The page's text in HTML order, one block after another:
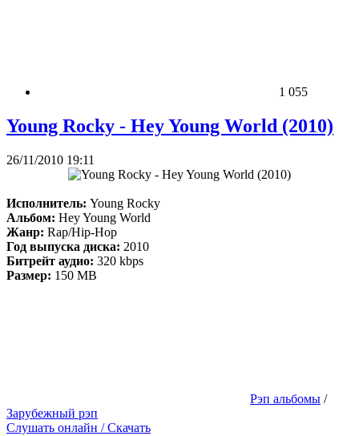
1 055
Young Rocky - Hey Young World (2010)
26/11/2010 19:11
Исполнитель: Young Rocky
Альбом: Hey Young World
Жанр: Rap/Hip-Hop
Год выпуска диска: 2010
Битрейт аудио: 320 kbps
Размер: 150 MB
Рэп альбомы /
Зарубежный рэп
Слушать онлайн / Скачать